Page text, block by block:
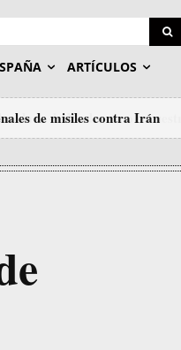
ARTÍCULOS
de misiles contra Irán